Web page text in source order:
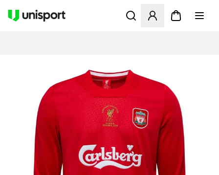
Öffnet ein neues Fenster